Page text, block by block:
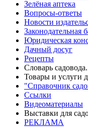
Зелёная аптека
Вопросы-ответы
Новости
Законодательная
Юридическая
Дачный досуг
Рецепты
Словарь
Товары и услуги
"Справочник
Ссылки
Видеоматериалы
Выставки для
РЕКЛАМА